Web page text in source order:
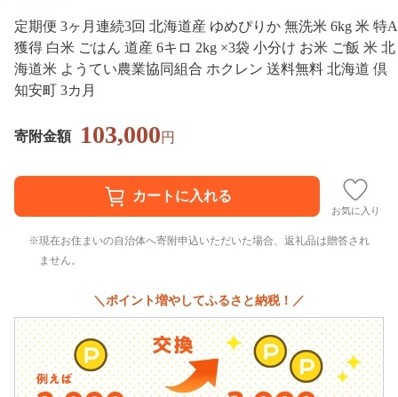
定期便 3ヶ月連続3回 北海道産 ゆめぴりか 無洗米 6kg 米 特A
獲得 白米 ごはん 道産 6キロ 2kg ×3袋 小分け お米 ご飯 米 北
海道米 ようてい農業協同組合 ホクレン 送料無料 北海道 倶
知安町 3カ月
寄附金額 103,000円
お気に入り
現在お住まいの自治体へ寄附申込いただいた場合、返礼品は贈答され
ません。
＼ポイント増やしてふるさと納税！／